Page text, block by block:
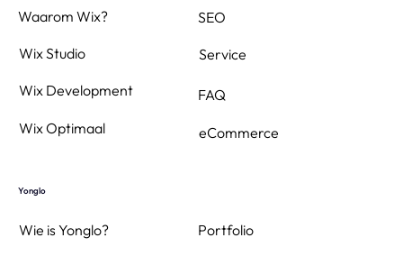
Waarom Wix?
Wix Studio
Wix Development
Wix Optimaal
SEO
eCommerce
Service
FAQ
Yonglo
Wie is Yonglo? Portfolio